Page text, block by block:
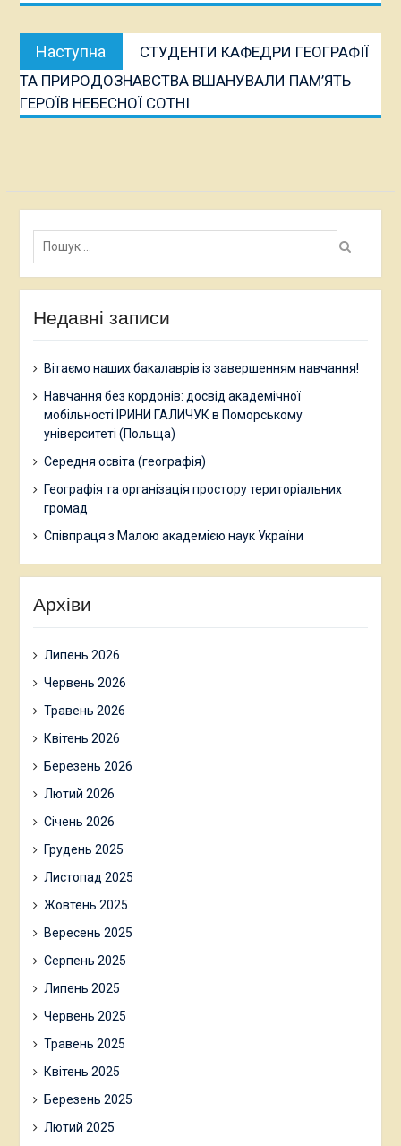
Наступна
публікація:
СТУДЕНТИ КАФЕДРИ ГЕОГРАФІЇ
ТА ПРИРОДОЗНАВСТВА ВШАНУВАЛИ ПАМ’ЯТЬ
ГЕРОЇВ НЕБЕСНОЇ СОТНІ
Пошук:
Недавні записи
Вітаємо наших бакалаврів із завершенням навчання!
Навчання без кордонів: досвід академічної
мобільності ІРИНИ ГАЛИЧУК в Поморському
університеті (Польща)
Середня освіта (географія)
Географія та організація простору територіальних
громад
Співпраця з Малою академією наук України
Архіви
Липень 2026
Червень 2026
Травень 2026
Квітень 2026
Березень 2026
Лютий 2026
Січень 2026
Грудень 2025
Листопад 2025
Жовтень 2025
Вересень 2025
Серпень 2025
Липень 2025
Червень 2025
Травень 2025
Квітень 2025
Березень 2025
Лютий 2025